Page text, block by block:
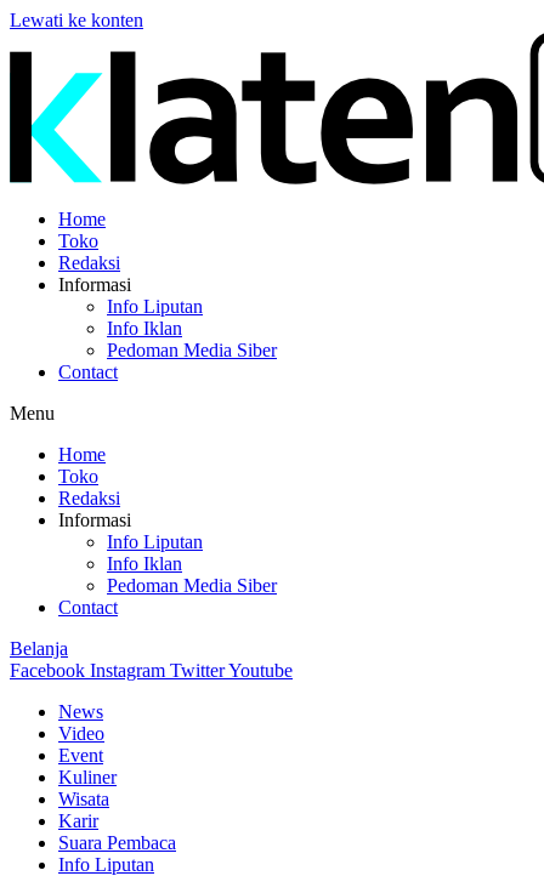
Lewati ke konten
Home
Toko
Redaksi
Informasi
Info Liputan
Info Iklan
Pedoman Media Siber
Contact
Menu
Home
Toko
Redaksi
Informasi
Info Liputan
Info Iklan
Pedoman Media Siber
Contact
Belanja
Facebook Instagram TwitterYoutube
News
Video
Event
Kuliner
Wisata
Karir
Suara Pembaca
Info Liputan